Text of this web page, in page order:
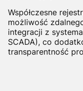
Współczesne
możliwość
integracji z
SCADA), co
transparentność